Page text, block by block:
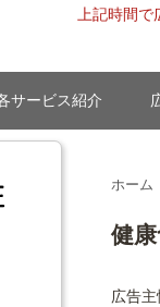
上記時間
サービス紹介
ホーム
健
広告